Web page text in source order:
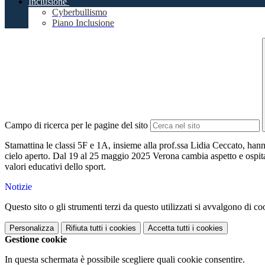
Cyberbullismo
Piano Inclusione
Campo di ricerca per le pagine del sito
Stamattina le classi 5F e 1A, insieme alla prof.ssa Lidia Ceccato,
cielo aperto. Dal 19 al 25 maggio 2025 Verona cambia aspetto e
valori educativi dello sport.
Notizie
Questo sito o gli strumenti terzi da questo utilizzati si avvalgono di
Personalizza Rifiuta tutti i cookies Accetta tutti i cookies
Gestione cookie
In questa schermata è possibile scegliere quali cookie consentire.